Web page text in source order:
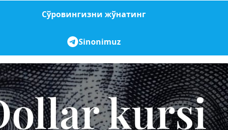
Сўровингизни жўнатинг
Sinonimuz